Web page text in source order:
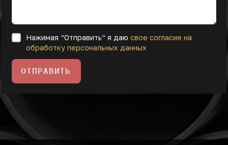
Нажимая “Отправить” я даю свое согласие на
обработку персональных данных
ОТПРАВИТЬ